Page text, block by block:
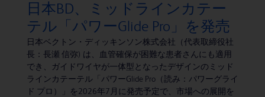
日本BD、ミッドラインカテー
テル「パワーGlide Pro」を発売
日本ベクトン・ディッキンソン株式会社（代表取締役社
長：長瀬 信弥) は、血管確保が困難な患者さんにも適用
でき、ガイドワイヤが一体型となったデザインのミッド
ラインカテーテル「パワーGlide Pro（読み：パワーグライ
ド プロ）」を2026年7月に発売予定で、市場への展開を